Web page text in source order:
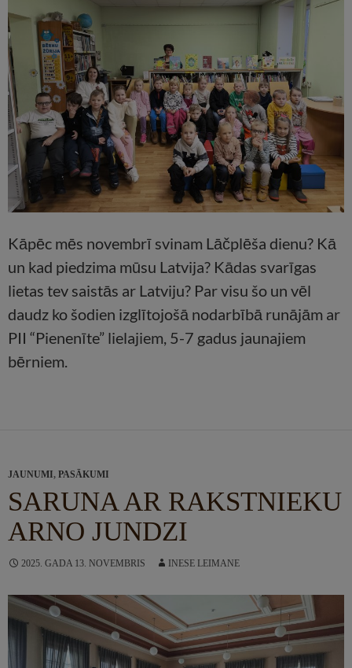
Kāpēc mēs novembrī svinam Lāčplēša dienu? Kā
un kad piedzima mūsu Latvija? Kādas svarīgas
lietas tev saistās ar Latviju? Par visu šo un vēl
daudz ko šodien izglītojošā nodarbībā runājām ar
PII “Pienenīte” lielajiem, 5-7 gadus jaunajiem
bērniem.
JAUNUMI, PASĀKUMI
SARUNA AR RAKSTNIEKU
ARNO JUNDZI
2025. GADA 13. NOVEMBRIS INESE LEIMANE